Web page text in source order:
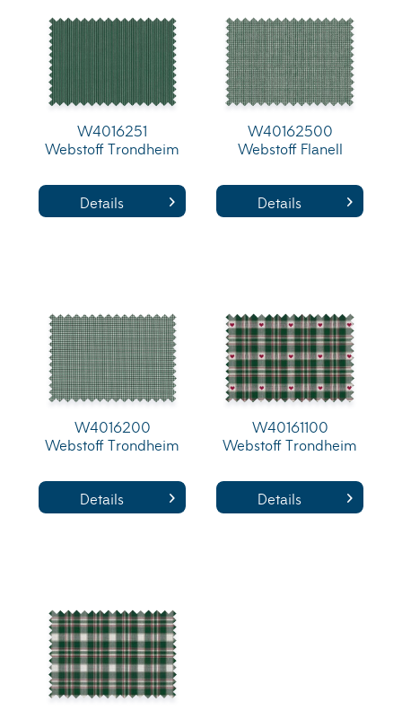
W4016251
Webstoff Trondheim
Details
W40162500
Webstoff Flanell
Details
W4016200
Webstoff Trondheim
Details
W40161100
Webstoff Trondheim
Details